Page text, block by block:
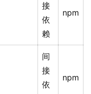
接
依
赖
npm
间
接
依
npm